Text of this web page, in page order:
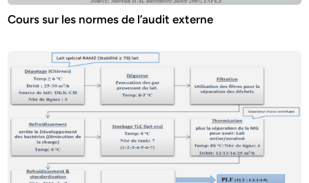
Cours sur les normes de l’audit externe